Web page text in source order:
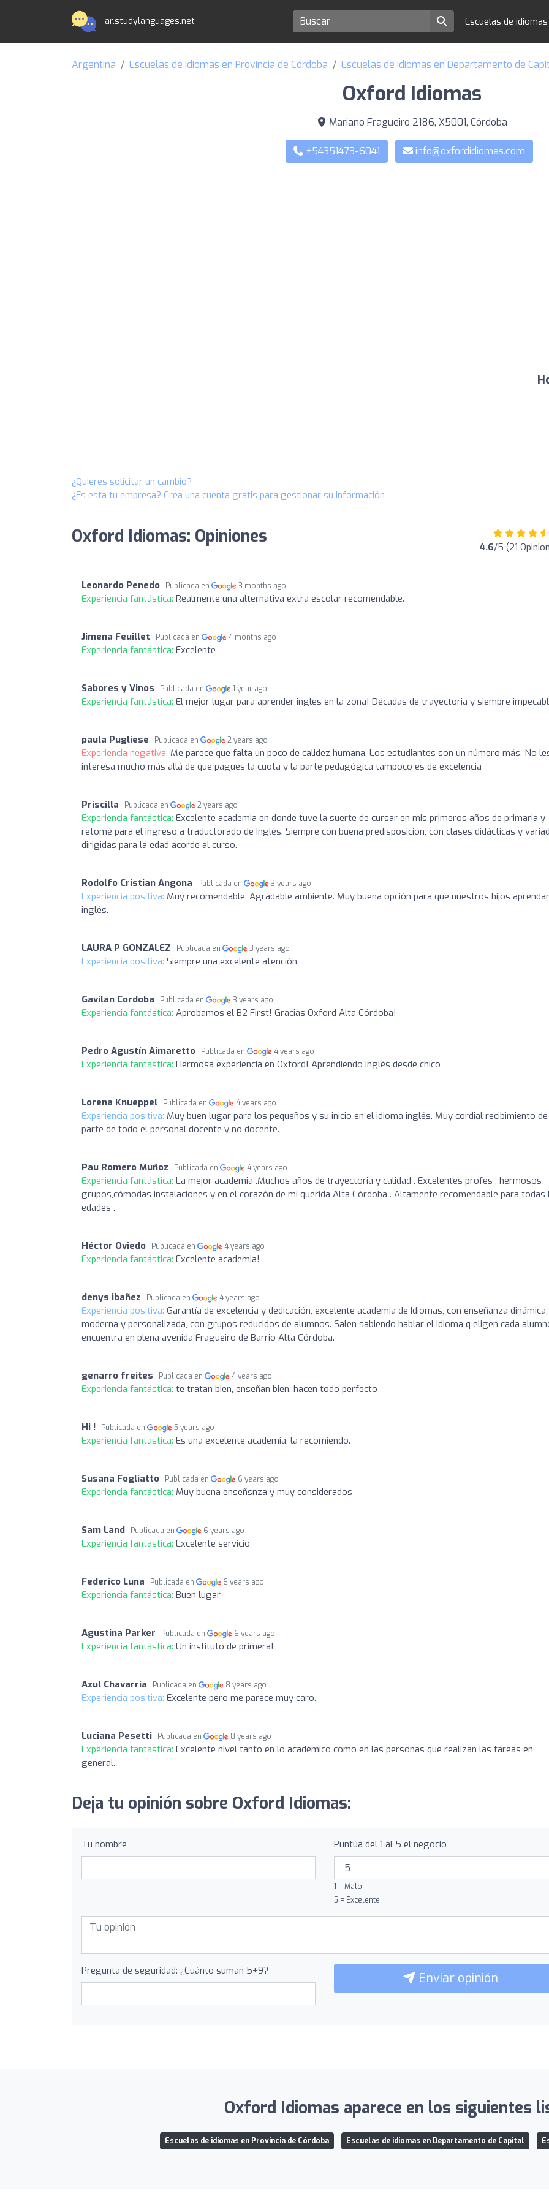
ar.studylanguages.net Escuelas de
Argentina Escuelas de idiomas en Provincia de Córdoba Escuelas de idiomas en Departamento de
Oxford Idiomas
Mariano Fragueiro 2186, X5001, Córdoba
+54351473-6041 info@oxfordidiomas.com
¿Quieres solicitar un cambio?
¿Es esta tu empresa? Crea una cuenta gratis para gestionar su información
Oxford Idiomas: Opiniones 4.6/5 (21
Leonardo Penedo Publicada en 3 months ago
Experiencia fantástica: Realmente una alternativa extra escolar recomendable.
Jimena Feuillet Publicada en 4 months ago
Experiencia fantástica: Excelente
Sabores y Vinos Publicada en 1 year ago
Experiencia fantástica: El mejor lugar para aprender ingles en la zona! Décadas de trayectoria y siempre
paula Pugliese Publicada en 2 years ago
Experiencia negativa: Me parece que falta un poco de calidez humana. Los estudiantes son un número más. No
interesa mucho más allá de que pagues la cuota y la parte pedagógica tampoco es de excelencia
Priscilla Publicada en 2 years ago
Experiencia fantástica: Excelente academia en donde tuve la suerte de cursar en mis primeros años de primaria y
retomé para el ingreso a traductorado de Inglés. Siempre con buena predisposición, con clases didácticas y
dirigidas para la edad acorde al curso.
Rodolfo Cristian Angona Publicada en 3 years ago
Experiencia positiva: Muy recomendable. Agradable ambiente. Muy buena opción para que nuestros hijos
inglés.
LAURA P GONZALEZ Publicada en 3 years ago
Experiencia positiva: Siempre una excelente atención
Gavilan Cordoba Publicada en 3 years ago
Experiencia fantástica: Aprobamos el B2 First! Gracias Oxford Alta Córdoba!
Pedro Agustín Aimaretto Publicada en 4 years ago
Experiencia fantástica: Hermosa experiencia en Oxford! Aprendiendo inglés desde chico
Lorena Knueppel Publicada en 4 years ago
Experiencia positiva: Muy buen lugar para los pequeños y su inicio en el idioma inglés. Muy cordial recibimiento de
parte de todo el personal docente y no docente.
Pau Romero Muñoz Publicada en 4 years ago
Experiencia fantástica: La mejor academia .Muchos años de trayectoria y calidad . Excelentes profes , hermosos
grupos,cómodas instalaciones y en el corazón de mi querida Alta Córdoba . Altamente recomendable para todas
edades .
Héctor Oviedo Publicada en 4 years ago
Experiencia fantástica: Excelente academia!
denys ibañez Publicada en 4 years ago
Experiencia positiva: Garantía de excelencia y dedicación, excelente academia de Idiomas, con enseñanza dinámica,
moderna y personalizada, con grupos reducidos de alumnos. Salen sabiendo hablar el idioma q eligen cada
encuentra en plena avenida Fragueiro de Barrio Alta Córdoba.
genarro freites Publicada en 4 years ago
Experiencia fantástica: te tratan bien, enseñan bien, hacen todo perfecto
Hi ! Publicada en 5 years ago
Experiencia fantástica: Es una excelente academia, la recomiendo.
Susana Fogliatto Publicada en 6 years ago
Experiencia fantástica: Muy buena enseñsnza y muy considerados
Sam Land Publicada en 6 years ago
Experiencia fantástica: Excelente servicio
Federico Luna Publicada en 6 years ago
Experiencia fantástica: Buen lugar
Agustina Parker Publicada en 6 years ago
Experiencia fantástica: Un instituto de primera!
Azul Chavarria Publicada en 8 years ago
Experiencia positiva: Excelente pero me parece muy caro.
Luciana Pesetti Publicada en 8 years ago
Experiencia fantástica: Excelente nivel tanto en lo académico como en las personas que realizan las tareas en
general.
Deja tu opinión sobre Oxford Idiomas:
Tu nombre Puntúa del 1 al 5 el negocio
1 = Malo
5 = Excelente
Pregunta de seguridad: ¿Cuánto suman 5+9? Enviar opinión
Oxford Idiomas aparece en los siguientes
Escuelas de idiomas en Provincia de Córdoba Escuelas de idiomas en Departamento de Capital